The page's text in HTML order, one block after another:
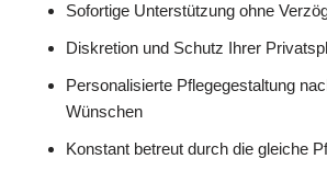
Sofortige Unterstützung ohne
Diskretion und Schutz Ihrer
Personalisierte Pflegegestaltung
Wünschen
Konstant betreut durch die gleiche